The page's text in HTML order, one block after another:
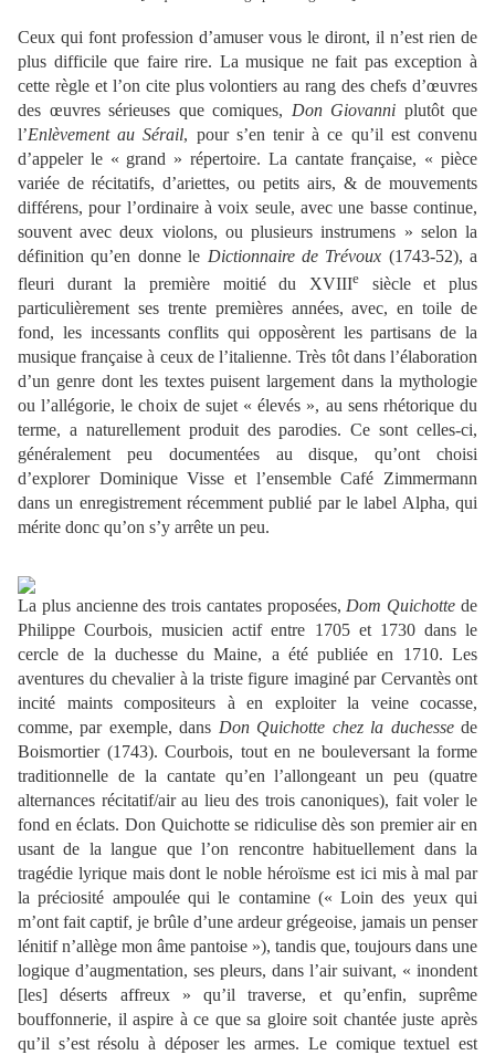
Ceux qui font profession d’amuser vous le diront, il n’est rien de
plus difficile que faire rire. La musique ne fait pas exception à
cette règle et l’on cite plus volontiers au rang des chefs d’œuvres
des œuvres sérieuses que comiques, Don Giovanni plutôt que
l’Enlèvement au Sérail, pour s’en tenir à ce qu’il est convenu
d’appeler le « grand » répertoire. La cantate française, « pièce
variée de récitatifs, d’ariettes, ou petits airs, & de mouvements
différens, pour l’ordinaire à voix seule, avec une basse continue,
souvent avec deux violons, ou plusieurs instrumens » selon la
définition qu’en donne le Dictionnaire de Trévoux (1743-52), a
fleuri durant la première moitié du XVIIIe siècle et plus
particulièrement ses trente premières années, avec, en toile de
fond, les incessants conflits qui opposèrent les partisans de la
musique française à ceux de l’italienne. Très tôt dans l’élaboration
d’un genre dont les textes puisent largement dans la mythologie
ou l’allégorie, le choix de sujet « élevés », au sens rhétorique du
terme, a naturellement produit des parodies. Ce sont celles-ci,
généralement peu documentées au disque, qu’ont choisi
d’explorer Dominique Visse et l’ensemble Café Zimmermann
dans un enregistrement récemment publié par le label Alpha, qui
mérite donc qu’on s’y arrête un peu.
La plus ancienne des trois cantates proposées, Dom Quichotte de
Philippe Courbois, musicien actif entre 1705 et 1730 dans le
cercle de la duchesse du Maine, a été publiée en 1710. Les
aventures du chevalier à la triste figure imaginé par Cervantès ont
incité maints compositeurs à en exploiter la veine cocasse,
comme, par exemple, dans Don Quichotte chez la duchessede
Boismortier (1743). Courbois, tout en ne bouleversant la forme
traditionnelle de la cantate qu’en l’allongeant un peu (quatre
alternances récitatif/air au lieu des trois canoniques), fait voler le
fond en éclats. Don Quichotte se ridiculise dès son premier air en
usant de la langue que l’on rencontre habituellement dans la
tragédie lyrique mais dont le noble héroïsme est ici mis à mal par
la préciosité ampoulée qui le contamine (« Loin des yeux qui
m’ont fait captif, je brûle d’une ardeur grégeoise, jamais un penser
lénitif n’allège mon âme pantoise »), tandis que, toujours dans une
logique d’augmentation, ses pleurs, dans l’air suivant, « inondent
[les] déserts affreux » qu’il traverse, et qu’enfin, suprême
bouffonnerie, il aspire à ce que sa gloire soit chantée juste après
qu’il s’est résolu à déposer les armes. Le comique textuel est